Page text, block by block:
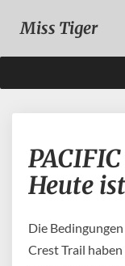
Miss Tiger
Heute
Die
Crest Trail